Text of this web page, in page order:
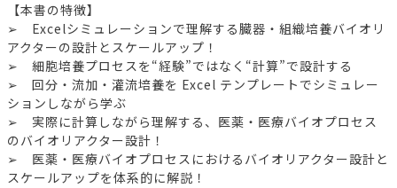
【本書の特徴】
➢ Excelシミュレーションで理解する臓器・組織培養バイオリ
アクターの設計とスケールアップ！
➢ 細胞培養プロセスを“経験”ではなく“計算”で設計する
➢ 回分・流加・灌流培養を Excel テンプレートでシミュレー
ションしながら学ぶ
➢ 実際に計算しながら理解する、医薬・医療バイオプロセス
のバイオリアクター設計！
➢ 医薬・医療バイオプロセスにおけるバイオリアクター設計と
スケールアップを体系的に解説！